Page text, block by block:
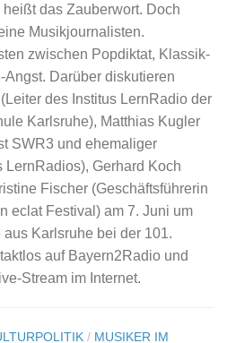
das Zauberwort. Doch
Musikjournalisten.
zwischen Popdiktat, Klassik-
Angst. Darüber diskutieren
des Institus LernRadio der
Karlsruhe), Matthias Kugler
SWR3 und ehemaliger
LernRadios), Gerhard Koch
Fischer (Geschäftsführerin
eclat Festival) am 7. Juni um
aus Karlsruhe bei der 101.
auf Bayern2Radio und
Stream im Internet.
/ MUSIKER IM